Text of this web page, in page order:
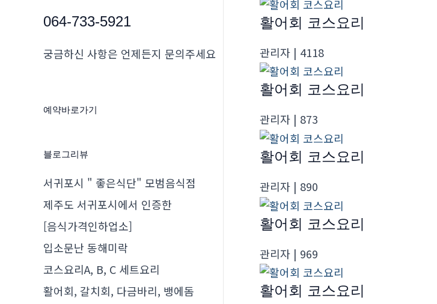
064-733-5921
궁금하신 사항은 언제든지 문의주세요
예약바로가기
블로그리뷰
서귀포시 " 좋은식단" 모범음식점
제주도 서귀포시에서 인증한
[음식가격인하업소]
입소문난 동해미락
코스요리A, B, C 세트요리
활어회, 갈치회, 다금바리, 뱅에돔
활어회 코스요리
관리자 | 4118
활어회 코스요리
관리자 | 873
활어회 코스요리
관리자 | 890
활어회 코스요리
관리자 | 969
활어회 코스요리